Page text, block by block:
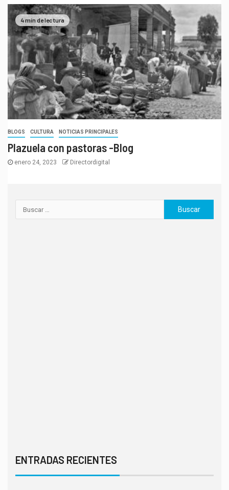
4 min de lectura
BLOGS CULTURA NOTICIAS PRINCIPALES
Plazuela con pastoras -Blog
enero 24, 2023 Directordigital
ENTRADAS RECIENTES